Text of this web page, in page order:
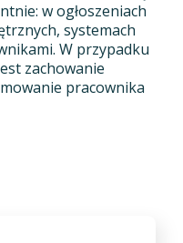
w ogłoszeniach
systemach
W przypadku
zachowanie
pracownika